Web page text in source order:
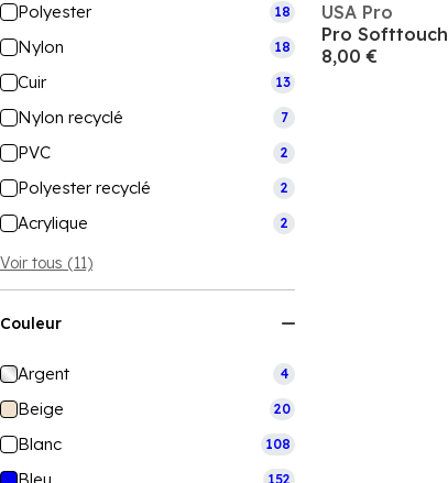
Polyester 18
Nylon 18
Cuir 13
Nylon recyclé 7
PVC 2
Polyester recyclé 2
Acrylique 2
Voir tous (11)
Couleur
Argent 4
Beige 20
Blanc 108
152
USA Pro
Pro
8,00 €